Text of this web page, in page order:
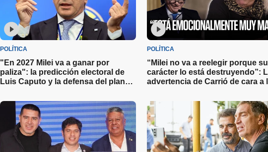
POLÍTICA
"En 2027 Milei va a ganar por
paliza": la predicción electoral de
Luis Caputo y la defensa del plan
POLÍTICA
“Milei no va a reelegir porque su
carácter lo está destruyendo”:
advertencia de Carrió de cara a